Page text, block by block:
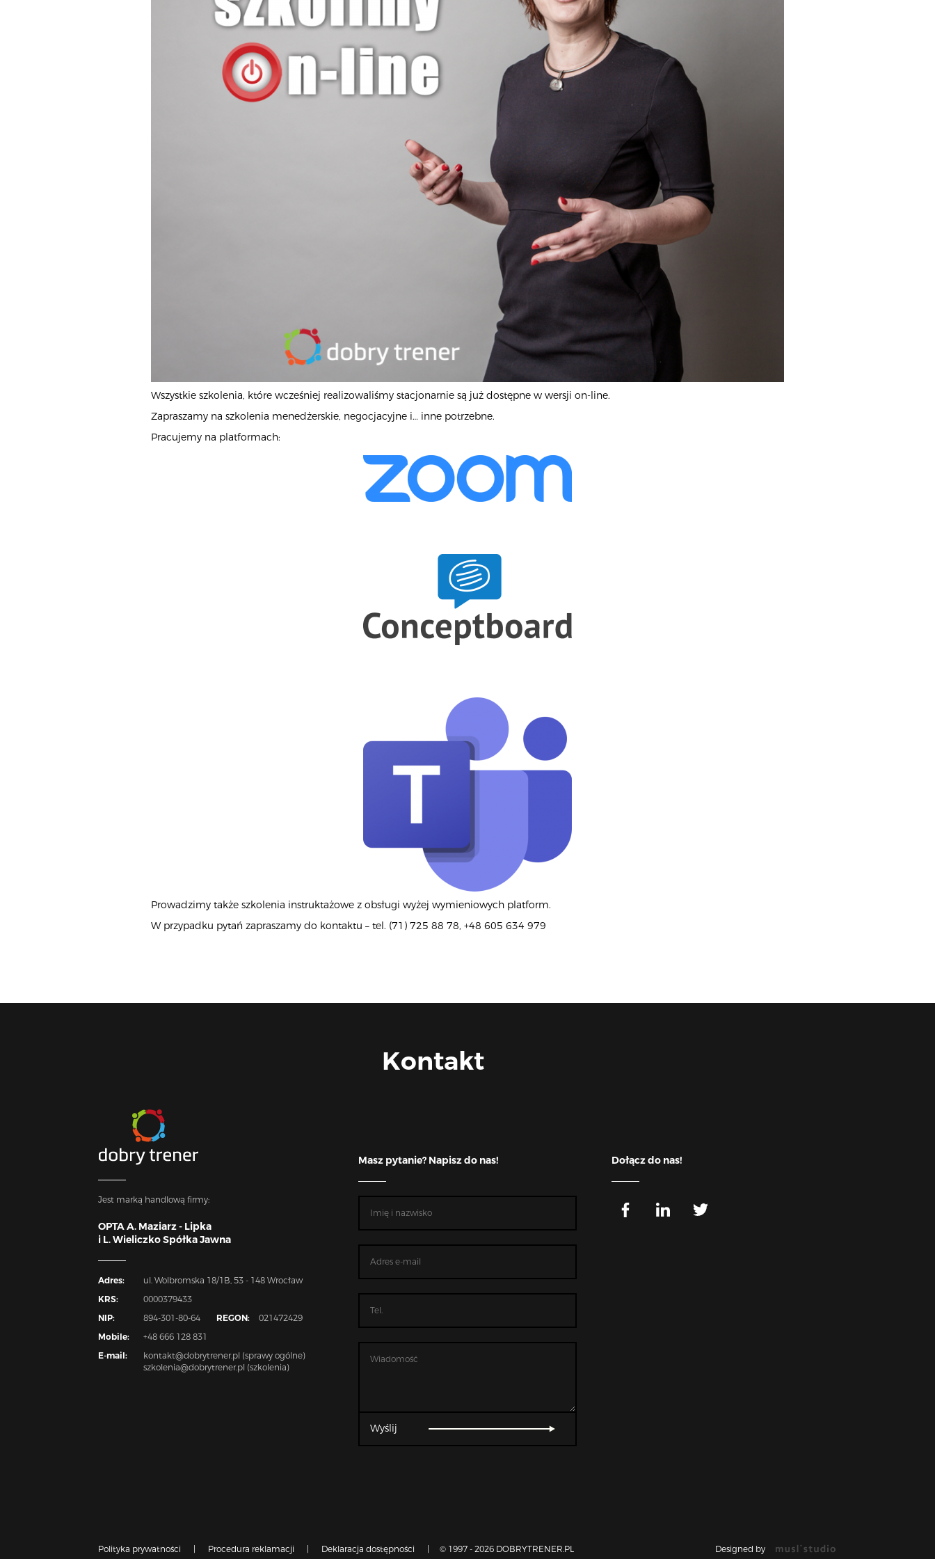
Wszystkie szkolenia, które wcześniej realizowaliśmy stacjonarnie są już dostępne w wersji on-line.
Zapraszamy na szkolenia menedżerskie, negocjacyjne i… inne potrzebne.
Pracujemy na platformach:
Prowadzimy także szkolenia instruktażowe z obsługi wyżej wymieniowych platform.
W przypadku pytań zapraszamy do kontaktu – tel. (71) 725 88 78, +48 605 634 979
Kontakt
Jest marką handlową firmy:
OPTA A. Maziarz - Lipka
i L. Wieliczko Spółka Jawna
Adres:
ul. Wolbromska 18/1B, 53 - 148 Wrocław
KRS:
0000379433
NIP:
894-301-80-64 REGON:
021472429
Mobile:
+48 666 128 831
E-mail:
kontakt@dobrytrener.pl (sprawy ogólne)
szkolenia@dobrytrener.pl (szkolenia)
Masz pytanie? Napisz do nas!
Wyślij
Dołącz do nas!
Polityka prywatności Procedura reklamacji Deklaracja dostępności © 1997 - 2026 DOBRYTRENER.PL Designed by